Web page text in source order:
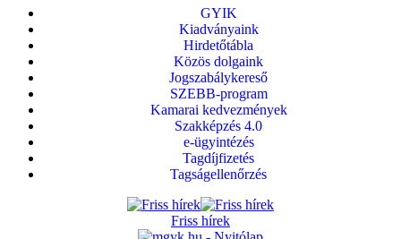
GYIK
Kiadványaink
Hirdetőtábla
Közös dolgaink
Jogszabálykereső
SZEBB-program
Kamarai kedvezmények
Szakképzés 4.0
e-ügyintézés
Tagdíjfizetés
Tagságellenőrzés
Friss hírek